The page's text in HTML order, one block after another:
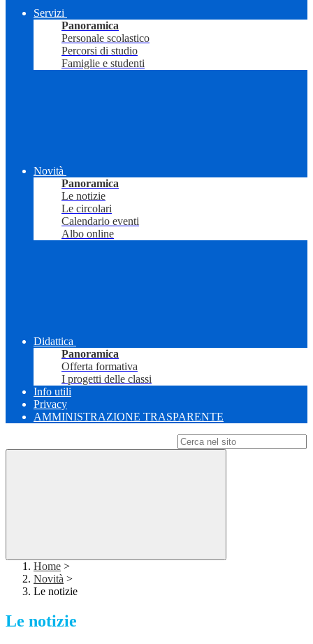
Servizi
Panoramica
Personale scolastico
Percorsi di studio
Famiglie e studenti
Novità
Panoramica
Le notizie
Le circolari
Calendario eventi
Albo online
Didattica
Panoramica
Offerta formativa
I progetti delle classi
Info utili
Privacy
AMMINISTRAZIONE TRASPARENTE
Home >
Novità >
Le notizie
Le notizie